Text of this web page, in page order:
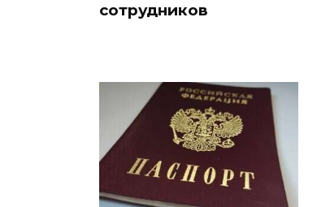
сотрудников